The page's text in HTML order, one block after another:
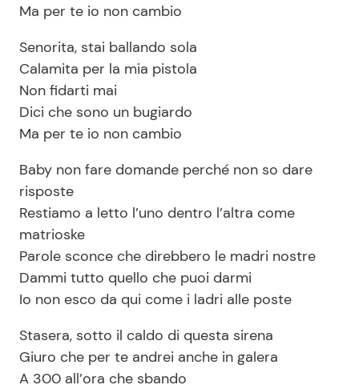
Ma per te io non cambio
Senorita, stai ballando sola
Calamita per la mia pistola
Non fidarti mai
Dici che sono un bugiardo
Ma per te io non cambio
Baby non fare domande perché non so dare
risposte
Restiamo a letto l’uno dentro l’altra come
matrioske
Parole sconce che direbbero le madri nostre
Dammi tutto quello che puoi darmi
Io non esco da qui come i ladri alle poste
Stasera, sotto il caldo di questa sirena
Giuro che per te andrei anche in galera
A 300 all’ora che sbando